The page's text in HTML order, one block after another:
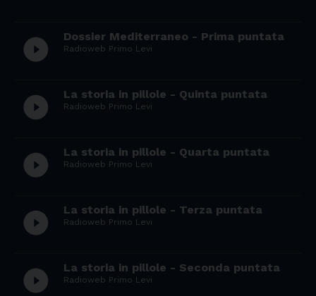
play_circle_filled Dossier Mediterraneo - Prima puntata
Radioweb Primo Levi
play_circle_filled La storia in pillole - Quinta puntata
Radioweb Primo Levi
play_circle_filled La storia in pillole - Quarta puntata
Radioweb Primo Levi
play_circle_filled La storia in pillole - Terza puntata
Radioweb Primo Levi
play_circle_filled La storia in pillole - Seconda puntata
Radioweb Primo Levi